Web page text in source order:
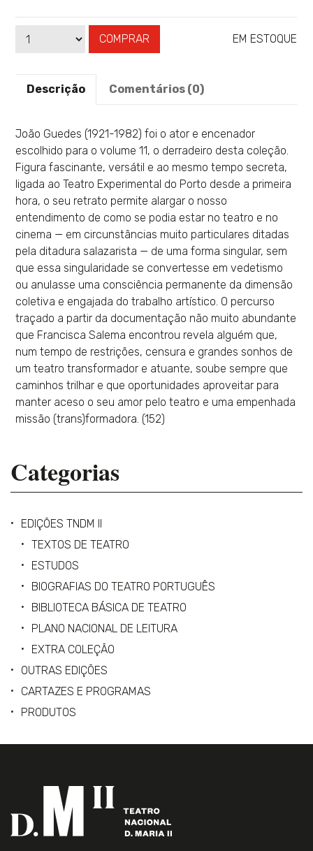
Qtd COMPRAR
Disponibilidade: EM ESTOQUE
Descrição Comentários (0)
João Guedes (1921-1982) foi o ator e encenador
escolhido para o volume 11, o derradeiro desta coleção.
Figura fascinante, versátil e ao mesmo tempo secreta,
ligada ao Teatro Experimental do Porto desde a primeira
hora, o seu retrato permite alargar o nosso
entendimento de como se podia estar no teatro e no
cinema — em circunstâncias muito particulares ditadas
pela ditadura salazarista — de uma forma singular, sem
que essa singularidade se convertesse em vedetismo
ou anulasse uma consciência permanente da dimensão
coletiva e engajada do trabalho artístico. O percurso
traçado a partir da documentação não muito abundante
que Francisca Salema encontrou revela alguém que,
num tempo de restrições, censura e grandes sonhos de
um teatro transformador e atuante, soube sempre que
caminhos trilhar e que oportunidades aproveitar para
manter aceso o seu amor pelo teatro e uma empenhada
missão (trans)formadora. (152)
Categorias
EDIÇÕES TNDM II
TEXTOS DE TEATRO
ESTUDOS
BIOGRAFIAS DO TEATRO PORTUGUÊS
BIBLIOTECA BÁSICA DE TEATRO
PLANO NACIONAL DE LEITURA
EXTRA COLEÇÃO
OUTRAS EDIÇÕES
CARTAZES E PROGRAMAS
PRODUTOS